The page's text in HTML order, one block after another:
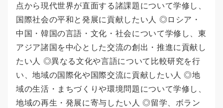
点から現代世界が直面する諸課題について学修し、
国際社会の平和と発展に貢献したい人 ◎ロシア・
中国・韓国の言語・文化・社会について学修し、東
アジア諸国を中心とした交流の創出・推進に貢献し
たい人 ◎異なる文化や言語について比較研究を行
い、地域の国際化や国際交流に貢献したい人 ◎地
域の生活・まちづくりや環境問題について学修し、
地域の再生・発展に寄与したい人 ◎留学、ボラン